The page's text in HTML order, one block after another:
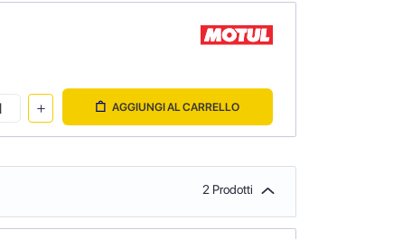
AGGIUNGI AL CARRELLO
2 Prodotti